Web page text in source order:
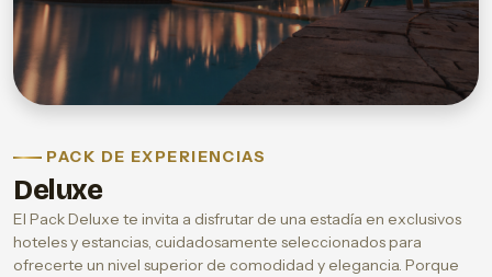
PACK DE EXPERIENCIAS
Deluxe
El Pack Deluxe te invita a disfrutar de una estadía en exclusivos
hoteles y estancias, cuidadosamente seleccionados para
ofrecerte un nivel superior de comodidad y elegancia. Porque